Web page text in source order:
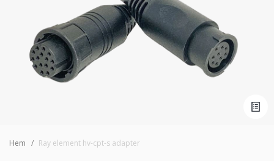
Hem Ray element hv-cpt-s adapter